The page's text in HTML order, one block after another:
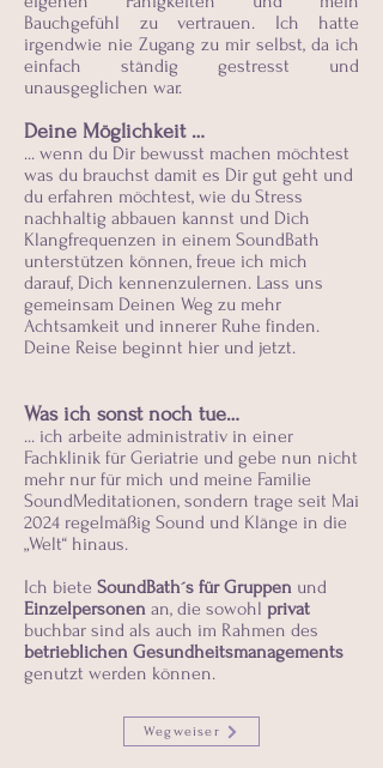
Bauchgefühl zu vertrauen. Ich hatte
irgendwie nie Zugang zu mir selbst, da ich
einfach ständig gestresst und
unausgeglichen war.
Deine Möglichkeit …
... wenn du Dir bewusst machen möchtest
was du brauchst damit es Dir gut geht und
du erfahren möchtest, wie du Stress
nachhaltig abbauen kannst und Dich
Klangfrequenzen in einem SoundBath
unterstützen können, freue ich mich
darauf, Dich kennenzulernen. Lass uns
gemeinsam Deinen Weg zu mehr
Achtsamkeit und innerer Ruhe finden.
Deine Reise beginnt hier und jetzt.​
Was ich sonst noch tue…
... ich arbeite administrativ in einer
Fachklinik für Geriatrie und gebe nun nicht
mehr nur für mich und meine Familie
SoundMeditationen, sondern trage seit Mai
2024 regelmäßig Sound und Klänge in die
„Welt“ hinaus.
Ich biete SoundBath´s für Gruppen und
Einzelpersonen an, die sowohl privat
buchbar sind als auch im Rahmen des
betrieblichen Gesundheitsmanagements
genutzt werden können.
Wegweiser